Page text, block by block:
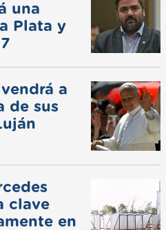
una
Plata y
a
de sus
clave
en